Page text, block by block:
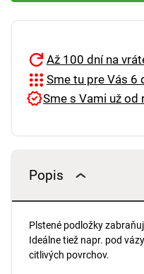
Až 100 dní na
Sme tu pre Vás 6
Sme s Vami už od
Popis
Plstené podložky
Ideálne tiež napr. pod
citlivých povrchov.